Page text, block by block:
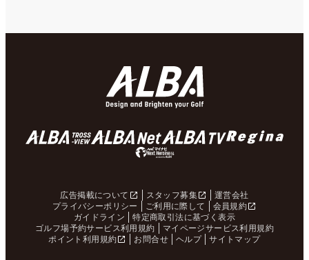
広告掲載について スタッフ募集
運営会社
プライバシーポリシー
ご利用に際して
会員規約
ガイドライン
特定商取引法に基づく表示
ゴルフ場予約サービス利用規約
マイページサービス利用規約
ポイント利用規約
お問合せ ヘルプ サイトマップ